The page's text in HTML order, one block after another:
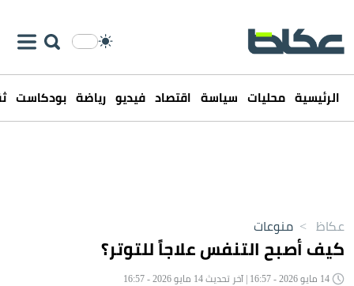
الرئيسية محليات سياسة اقتصاد فيديو رياضة بودكاست
عكاظ > منوعات
كيف أصبح التنفس علاجاً للتوتر؟